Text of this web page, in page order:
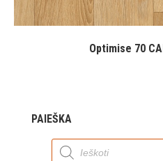
Optimise 70
PAIEŠKA
Products
search